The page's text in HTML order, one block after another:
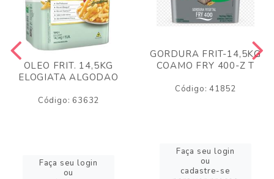
OLEO FRIT. 14,5KG
ELOGIATA ALGODAO
Código: 63632
Faça seu login
ou
GORDURA FRIT-14,5KG
COAMO FRY 400-Z T
Código: 41852
Faça seu login
ou
cadastre-se